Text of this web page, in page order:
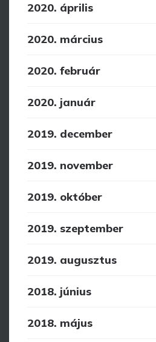
2020. április
2020. március
2020. február
2020. január
2019. december
2019. november
2019. október
2019. szeptember
2019. augusztus
2018. június
2018. május